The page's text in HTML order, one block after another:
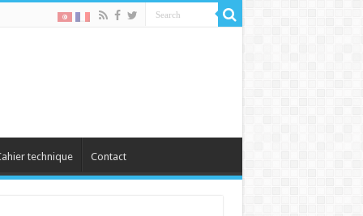
technique Contact